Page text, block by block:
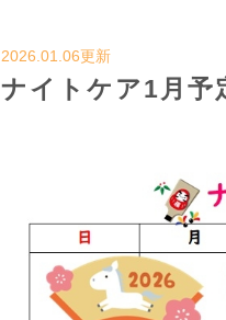
2026.01.06更新
ナイトケア1月予